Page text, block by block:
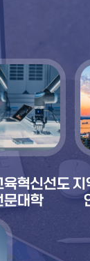
육혁신선도
문대학
지